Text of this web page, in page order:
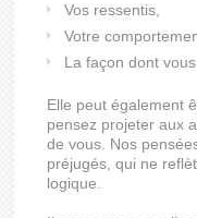
Vos ressentis,
Votre
La façon dont
Elle peut également
pensez projeter aux
de vous. Nos
préjugés, qui ne
logique.